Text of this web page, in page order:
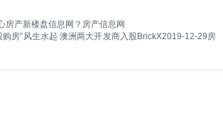
房产新楼盘信息网？房产信息网
购房”风生水起 澳洲两大开发商入股BrickX2019-12-29房